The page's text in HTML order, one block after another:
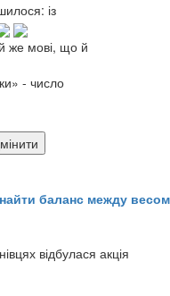
із
же мові, що й
- число
баланс между весом
відбулася акція